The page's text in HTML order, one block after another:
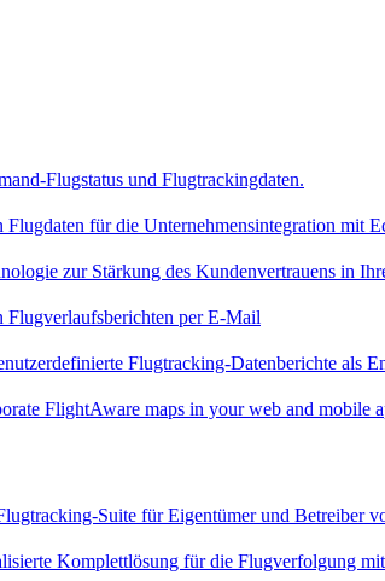
Flugstatus und Flugtrackingdaten.
Flugdaten für die Unternehmensintegration mit
zur Stärkung des Kundenvertrauens in
Flugverlaufsberichten per E-Mail
Flugtracking-Datenberichte als
FlightAware maps in your web and mobile
Suite für Eigentümer und Betreiber
Komplettlösung für die Flugverfolgung